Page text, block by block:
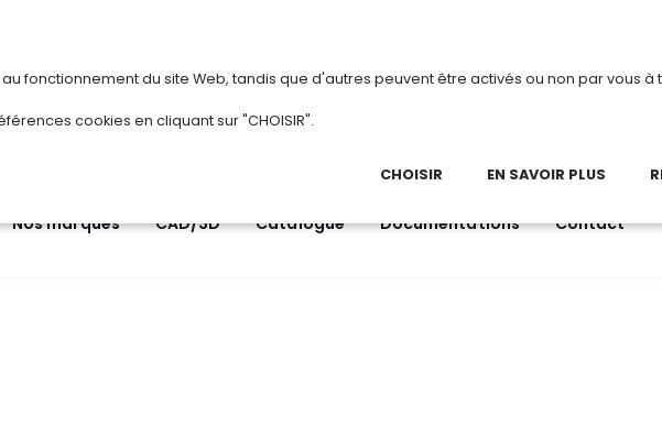
Du 3 au 28 août 2026, TDI passe
Nos marques CAD/3D Catalogue Documentations Contact
fonctionnement du site Web, tandis que d'autres peuvent être activés ou non par vous
cookies en cliquant sur "CHOISIR".
CHOISIR EN SAVOIR PLUS